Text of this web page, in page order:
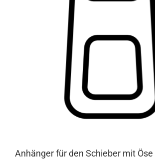
Anhänger für den Schieber mit Öse